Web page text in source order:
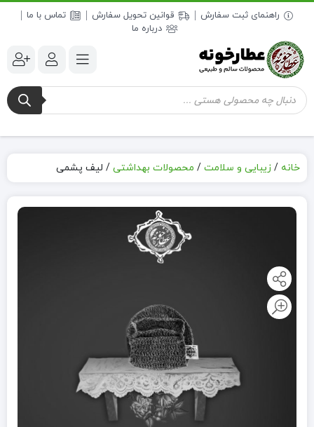
راهنمای ثبت سفارش قوانین تحویل سفارش
تماس با ما
درباره ما
جستجوی
محصولات
خانه / زیبایی و سلامت / محصولات بهداشتی / لیف پشمی